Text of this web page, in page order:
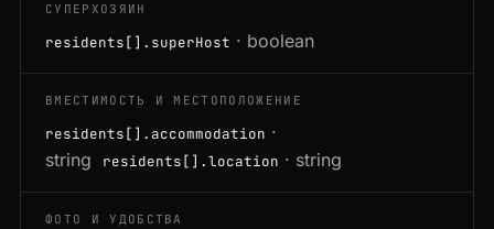
СУПЕРХОЗЯИН
residents[].superHost · boolean
ВМЕСТИМОСТЬ И МЕСТОПОЛОЖЕНИЕ
residents[].accommodation ·
string
residents[].location · string
ФОТО И УДОБСТВА